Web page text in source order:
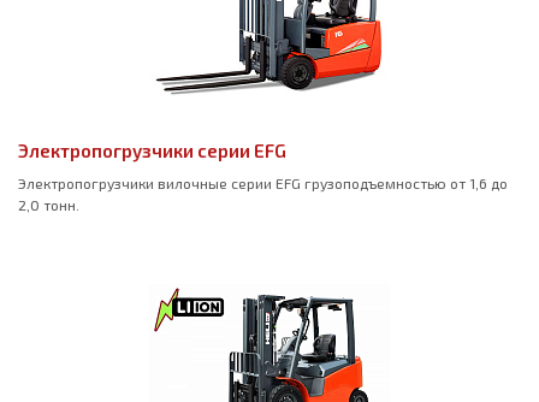
Электропогрузчики серии EFG
Электропогрузчики вилочные серии EFG грузоподъемностью от 1,6 до
2,0 тонн.